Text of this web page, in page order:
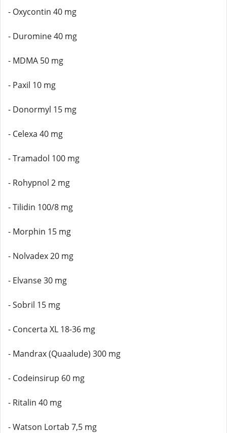
- Oxycontin 40 mg
- Duromine 40 mg
- MDMA 50 mg
- Paxil 10 mg
- Donormyl 15 mg
- Celexa 40 mg
- Tramadol 100 mg
- Rohypnol 2 mg
- Tilidin 100/8 mg
- Morphin 15 mg
- Nolvadex 20 mg
- Elvanse 30 mg
- Sobril 15 mg
- Concerta XL 18-36 mg
- Mandrax (Quaalude) 300 mg
- Codeinsirup 60 mg
- Ritalin 40 mg
- Watson Lortab 7,5 mg